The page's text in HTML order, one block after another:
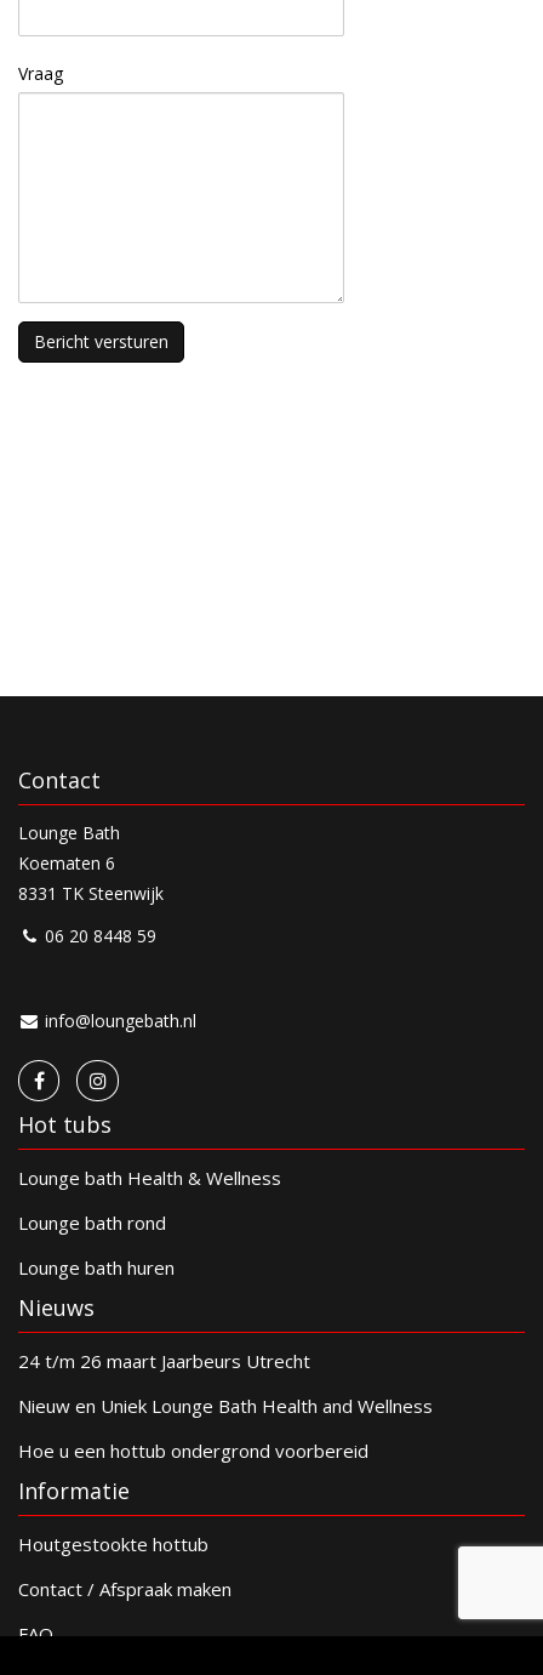
Vraag
Bericht versturen
Contact
Lounge Bath
Koematen 6
8331 TK Steenwijk
06 20 8448 59
info@loungebath.nl
Hot tubs
Lounge bath Health & Wellness
Lounge bath rond
Lounge bath huren
Nieuws
24 t/m 26 maart Jaarbeurs Utrecht
Nieuw en Uniek Lounge Bath Health and Wellness
Hoe u een hottub ondergrond voorbereid
Informatie
Houtgestookte hottub
Contact / Afspraak maken
FAQ